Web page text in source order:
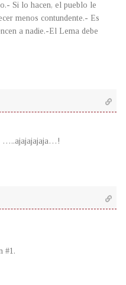
Si lo hacen, el pueblo le
menos contundente.- Es
a nadie.-El Lema debe
…..ajajajajaja…!
#1.